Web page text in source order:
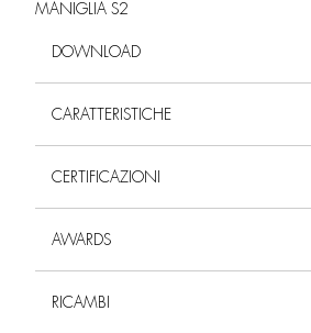
MANIGLIA S2
DOWNLOAD
CARATTERISTICHE
CERTIFICAZIONI
AWARDS
RICAMBI